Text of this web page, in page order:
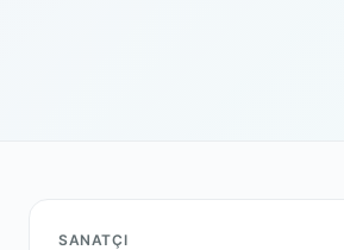
SANATÇI